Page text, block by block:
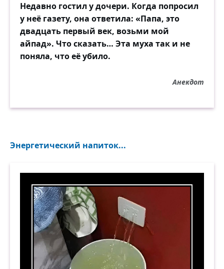
Недавно гостил у дочери. Когда попросил
у неё газету, она ответила: «Папа, это
двадцать первый век, возьми мой
айпад». Что сказать… Эта муха так и не
поняла, что её убило.
Анекдот
Энергетический напиток...